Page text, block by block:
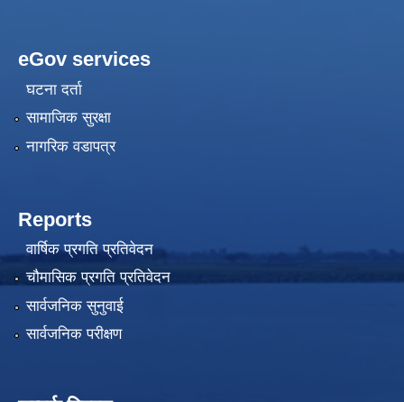
eGov services
घटना दर्ता
सामाजिक सुरक्षा
नागरिक वडापत्र
Reports
वार्षिक प्रगति प्रतिवेदन
चौमासिक प्रगति प्रतिवेदन
सार्वजनिक सुनुवाई
सार्वजनिक परीक्षण